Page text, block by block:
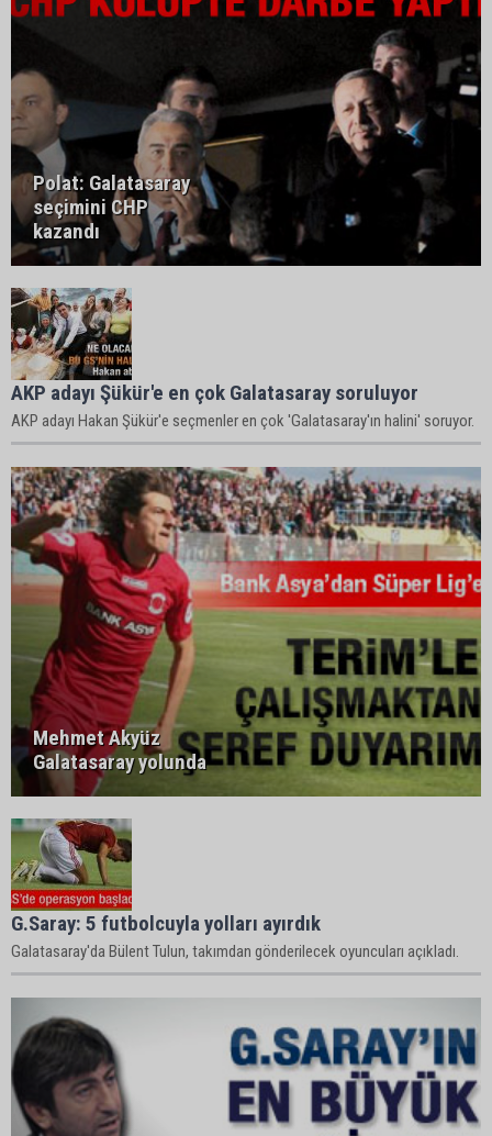
Polat: Galatasaray
seçimini CHP
kazandı
AKP adayı Şükür'e en çok Galatasaray soruluyor
AKP adayı Hakan Şükür'e seçmenler en çok 'Galatasaray'ın halini' soruyor.
Mehmet Akyüz
Galatasaray yolunda
G.Saray: 5 futbolcuyla yolları ayırdık
Galatasaray'da Bülent Tulun, takımdan gönderilecek oyuncuları açıkladı.